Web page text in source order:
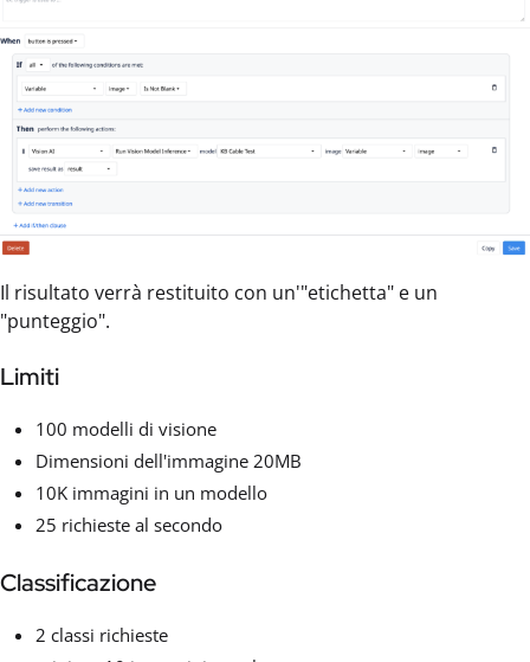
Il risultato verrà restituito con un'"etichetta" e un
"punteggio".
Limiti
100 modelli di visione
Dimensioni dell'immagine 20MB
10K immagini in un modello
25 richieste al secondo
Classificazione
2 classi richieste